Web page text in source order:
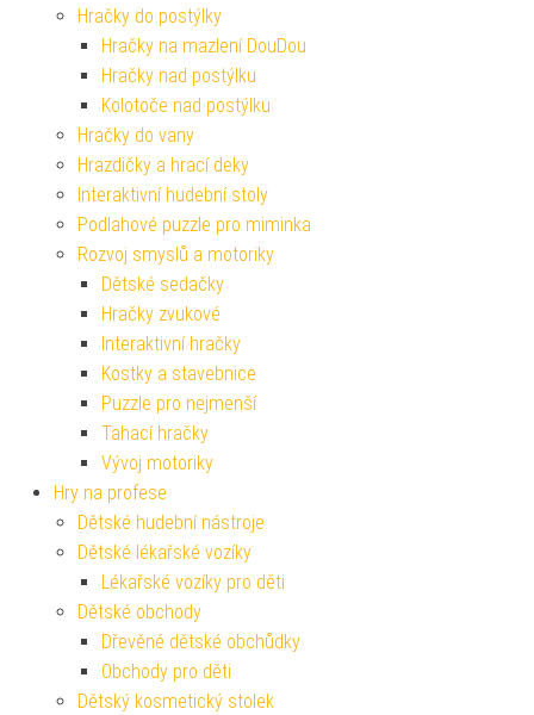
Hračky do postýlky
Hračky na mazlení DouDou
Hračky nad postýlku
Kolotoče nad postýlku
Hračky do vany
Hrazdičky a hrací deky
Interaktivní hudební stoly
Podlahové puzzle pro miminka
Rozvoj smyslů a motoriky
Dětské sedačky
Hračky zvukové
Interaktivní hračky
Kostky a stavebnice
Puzzle pro nejmenší
Tahací hračky
Vývoj motoriky
Hry na profese
Dětské hudební nástroje
Dětské lékařské vozíky
Lékařské vozíky pro děti
Dětské obchody
Dřevěné dětské obchůdky
Obchody pro děti
Dětský kosmetický stolek